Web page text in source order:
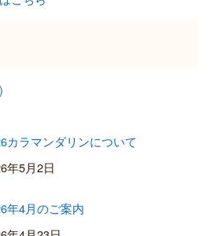
カラマンダリンについて
年5月2日
年4月のご案内